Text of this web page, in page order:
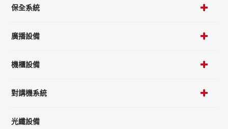
保全系統
廣播設備
機櫃設備
對講機系統
光纖設備